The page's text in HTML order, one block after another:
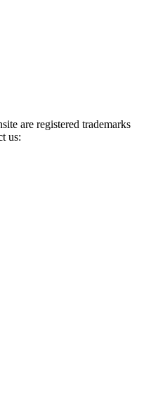
are registered trademarks
us: